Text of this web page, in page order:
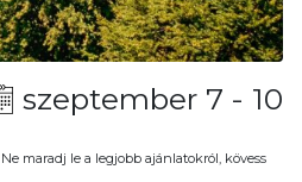
szeptember 7 - 10
maradj le a legjobb ajánlatokról, kövess